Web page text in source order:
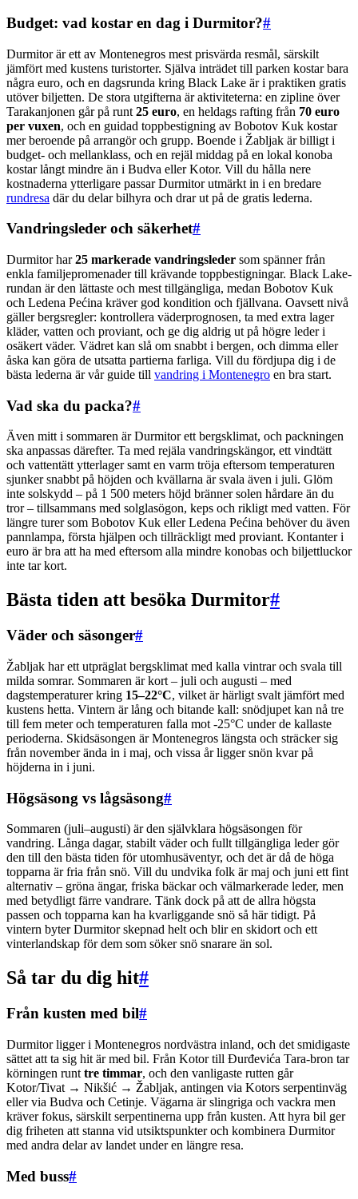
Budget: vad kostar en dag i Durmitor?#
Durmitor är ett av Montenegros mest prisvärda resmål, särskilt
jämfört med kustens turistorter. Själva inträdet till parken kostar bara
några euro, och en dagsrunda kring Black Lake är i praktiken gratis
utöver biljetten. De stora utgifterna är aktiviteterna: en zipline över
Tarakanjonen går på runt 25 euro, en heldags rafting från 70 euro
per vuxen, och en guidad toppbestigning av Bobotov Kuk kostar
mer beroende på arrangör och grupp. Boende i Žabljak är billigt i
budget- och mellanklass, och en rejäl middag på en lokal konoba
kostar långt mindre än i Budva eller Kotor. Vill du hålla nere
kostnaderna ytterligare passar Durmitor utmärkt in i en bredare
rundresa där du delar bilhyra och drar ut på de gratis lederna.
Vandringsleder och säkerhet#
Durmitor har25 markerade vandringsleder som spänner från
enkla familjepromenader till krävande toppbestigningar. Black Lake-
rundan är den lättaste och mest tillgängliga, medan Bobotov Kuk
och Ledena Pećina kräver god kondition och fjällvana. Oavsett nivå
gäller bergsregler: kontrollera väderprognosen, ta med extra lager
kläder, vatten och proviant, och ge dig aldrig ut på högre leder i
osäkert väder. Vädret kan slå om snabbt i bergen, och dimma eller
åska kan göra de utsatta partierna farliga. Vill du fördjupa dig i de
bästa lederna är vår guide till vandring i Montenegro en bra start.
Vad ska du packa?#
Även mitt i sommaren är Durmitor ett bergsklimat, och packningen
ska anpassas därefter. Ta med rejäla vandringskängor, ett vindtätt
och vattentätt ytterlager samt en varm tröja eftersom temperaturen
sjunker snabbt på höjden och kvällarna är svala även i juli. Glöm
inte solskydd – på 1 500 meters höjd bränner solen hårdare än du
tror – tillsammans med solglasögon, keps och rikligt med vatten. För
längre turer som Bobotov Kuk eller Ledena Pećina behöver du även
pannlampa, första hjälpen och tillräckligt med proviant. Kontanter i
euro är bra att ha med eftersom alla mindre konobas och biljettluckor
inte tar kort.
Bästa tiden att besöka Durmitor#
Väder och säsonger#
Žabljak har ett utpräglat bergsklimat med kalla vintrar och svala till
milda somrar. Sommaren är kort – juli och augusti – med
dagstemperaturer kring 15–22°C, vilket är härligt svalt jämfört med
kustens hetta. Vintern är lång och bitande kall: snödjupet kan nå tre
till fem meter och temperaturen falla mot -25°C under de kallaste
perioderna. Skidsäsongen är Montenegros längsta och sträcker sig
från november ända in i maj, och vissa år ligger snön kvar på
höjderna in i juni.
Högsäsong vs lågsäsong#
Sommaren (juli–augusti) är den självklara högsäsongen för
vandring. Långa dagar, stabilt väder och fullt tillgängliga leder gör
den till den bästa tiden för utomhusäventyr, och det är då de höga
topparna är fria från snö. Vill du undvika folk är maj och juni ett fint
alternativ – gröna ängar, friska bäckar och välmarkerade leder, men
med betydligt färre vandrare. Tänk dock på att de allra högsta
passen och topparna kan ha kvarliggande snö så här tidigt. På
vintern byter Durmitor skepnad helt och blir en skidort och ett
vinterlandskap för dem som söker snö snarare än sol.
Så tar du dig hit#
Från kusten med bil#
Durmitor ligger i Montenegros nordvästra inland, och det smidigaste
sättet att ta sig hit är med bil. Från Kotor till Đurđevića Tara-bron tar
körningen runt tre timmar, och den vanligaste rutten går
Kotor/Tivat → Nikšić → Žabljak, antingen via Kotors serpentinväg
eller via Budva och Cetinje. Vägarna är slingriga och vackra men
kräver fokus, särskilt serpentinerna upp från kusten. Att hyra bil ger
dig friheten att stanna vid utsiktspunkter och kombinera Durmitor
med andra delar av landet under en längre resa.
Med buss#